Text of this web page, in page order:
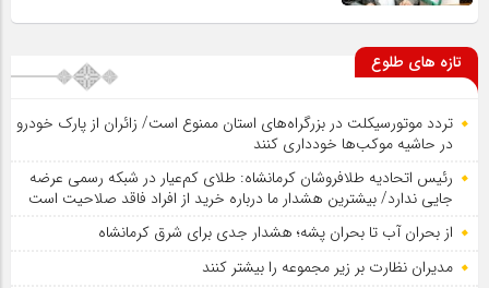
تازه های طلوع
تردد موتورسیکلت در بزرگراه‌های استان ممنوع است/ زائران از پارک خودرو
در حاشیه موکب‌ها خودداری کنند
رئیس اتحادیه طلافروشان کرمانشاه: طلای کم‌عیار در شبکه رسمی عرضه
جایی ندارد/ بیشترین هشدار ما درباره خرید از افراد فاقد صلاحیت است
از بحران آب تا بحران پشه؛ هشدار جدی برای شرق کرمانشاه
مدیران نظارت بر زیر مجموعه را بیشتر کنند